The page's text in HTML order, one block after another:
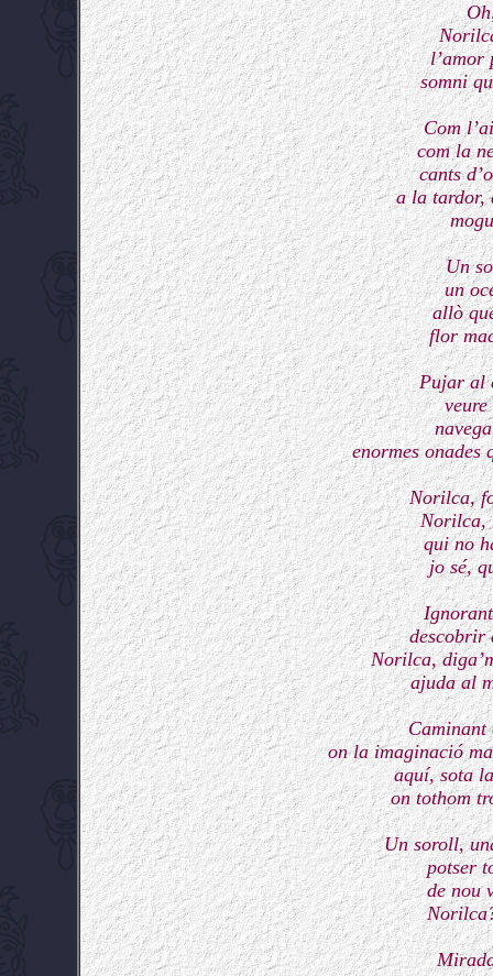
l’amor
somni
Com
com la
cants
a la tardor,
Un
un
allò
flor
Pujar al
enormes
Norilca,
Norilca,
qui no
jo sé,
descobrir
Norilca,
ajuda al
Caminant
on la imaginació
aquí, sota
on tothom
Un soroll,
potser
de nou